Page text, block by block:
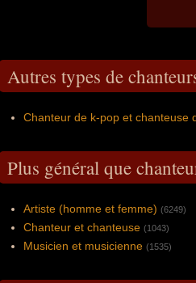
Autres types de
Chanteur de k-pop et chanteuse
Plus général que
Artiste (homme et femme) (6249)
Chanteur et chanteuse (1043)
Musicien et musicienne (1535)